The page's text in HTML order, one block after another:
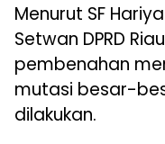
Menurut SF
Setwan DPRD
pembenahan
mutasi besar-
dilakukan.